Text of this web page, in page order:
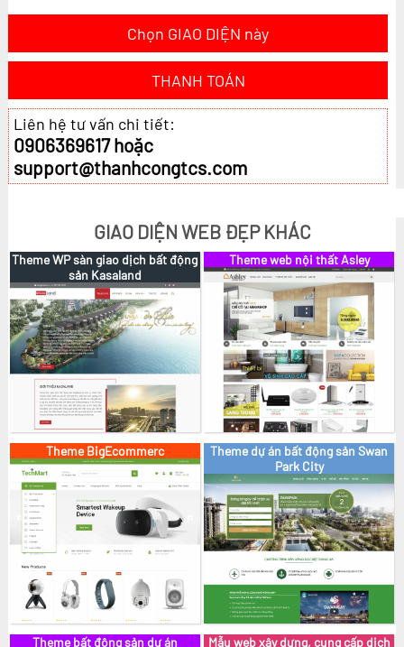
Chọn GIAO DIỆN này
THANH TOÁN
Liên hệ tư vấn chi tiết:
0906369617 hoặc
support@thanhcongtcs.com
GIAO DIỆN WEB ĐẸP KHÁC
Theme WP sàn giao dịch bất động
sản Kasaland
Xem
Chọn
Theme web nội thất Asley
Theme BigEcommerc
Chọn
Theme dự án bất động sản Swan
Park City
Theme bất động sản dự án Mẫu web xây dựng, cung cấp dịch